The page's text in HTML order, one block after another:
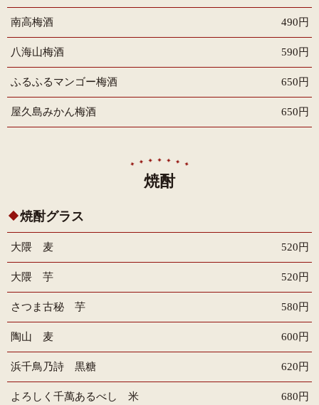
南高梅酒 490円
八海山梅酒 590円
ふるふるマンゴー梅酒 650円
屋久島みかん梅酒 650円
焼酎
焼酎グラス
大隈 麦 520円
大隈 芋 520円
さつま古秘 芋 580円
陶山 麦 600円
浜千鳥乃詩 黒糖 620円
よろしく千萬あるべし 米 680円